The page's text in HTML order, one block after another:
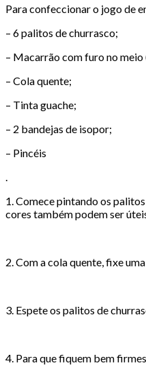
Para confeccionar o jogo de
– 6 palitos de churrasco;
– Macarrão com furo no meio
– Cola quente;
– Tinta guache;
– 2 bandejas de isopor;
– Pincéis
.
1. Comece pintando os
cores também podem ser
2. Com a cola quente, fixe
3. Espete os palitos de
4. Para que fiquem bem